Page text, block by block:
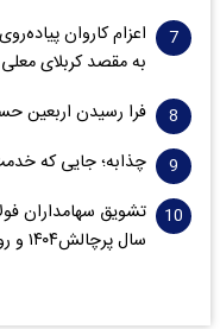
اعزام کاروان
به مقصد کربلای معلی
فرا رسیدن اربعین
چذابه؛ جایی که
تشویق سهامداران
سال پرچالش۱۴۰۴ و روند بازسازی ها